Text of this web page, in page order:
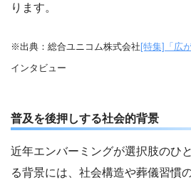
ります。
※出典：総合ユニコム株式会社[特集]「広
インタビュー
普及を後押しする社会的背景
近年エンバーミングが選択肢のひ
る背景には、社会構造や葬儀習慣